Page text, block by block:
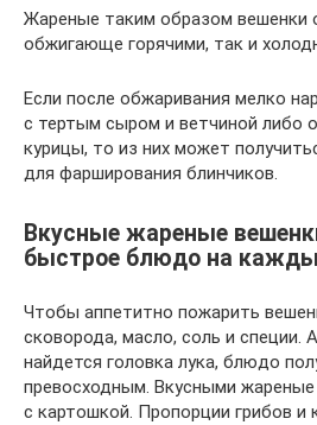
Жареные таким образом вешенки
обжигающе горячими, так и
Если после обжаривания мелко
с тертым сыром и ветчиной либо
курицы, то из них может
для фарширования блинчиков.
Вкусные жареные
быстрое блюдо на
Чтобы аппетитно пожарить
сковорода, масло, соль и специи.
найдется головка лука, блюдо
превосходным. Вкусными
с картошкой. Пропорции грибов и